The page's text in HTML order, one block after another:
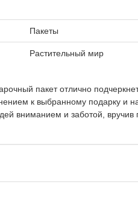
Пакеты
Растительный мир
пакет отлично
к выбранному подарку и
вниманием и заботой,